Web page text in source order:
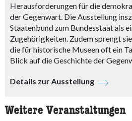
Herausforderungen für die
der Gegenwart. Die Ausstellung
Staatenbund zum Bundesstaat als
Zugehörigkeiten. Zudem sprengt
die für historische Museen oft ein
Blick auf die Geschichte der
Details zur Ausstellung
Weitere Veranstaltungen